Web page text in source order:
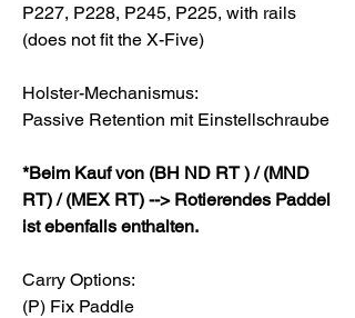
P227, P228, P245, P225, with rails
(does not fit the X-Five)
Holster-Mechanismus:
Passive Retention mit Einstellschraube
*Beim Kauf von (BH ND RT ) / (MND
RT) / (MEX RT) --> Rotierendes Paddel
ist ebenfalls enthalten.
Carry Options:
(P) Fix Paddle